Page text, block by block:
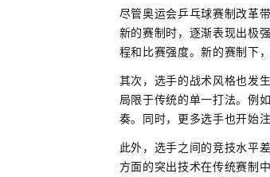
尽管奥运会乒乓球赛制改革
新的赛制时，逐渐表现出极
程和比赛强度。新的赛制下
其次，选手的战术风格也发
局限于传统的单一打法。例
奏。同时，更多选手也开始
此外，选手之间的竞技水平
方面的突出技术在传统赛制